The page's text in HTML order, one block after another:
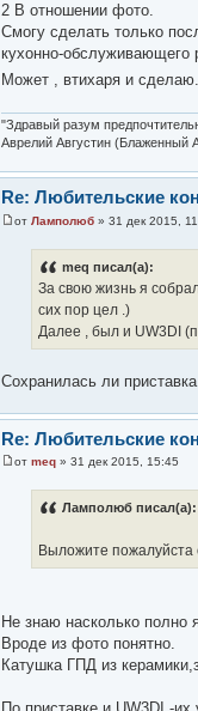
2 В отношении фото.
Смогу сделать только
кухонно-обслуживающего
Может , втихаря и
"Здравый разум
Аврелий Августин (Блаженный
Re: Любительские
от Ламполюб» 31 дек 2015,
meq писал(а):
За свою жизнь я
сих пор цел .)
Далее , был и UW3DI
Сохранилась ли
Re: Любительские
от meq» 31 дек 2015, 15:45
Ламполюб писал(а):
Выложите
Не знаю насколько полно
Вроде из фото понятно.
Катушка ГПД из